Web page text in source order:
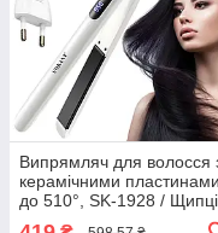
Випрямляч для волосся
керамічними пластинами
до 510°, SK-1928 / Щипці
для волосся / Праска